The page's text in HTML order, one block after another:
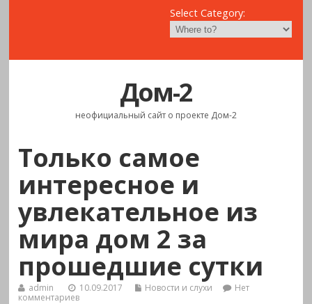
Select Category:
Дом-2
неофициальный сайт о проекте Дом-2
Только самое
интересное и
увлекательное из
мира дом 2 за
прошедшие сутки
admin 10.09.2017 Новости и слухи
Нет
комментариев